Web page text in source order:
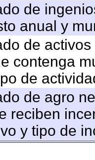
de
anual y
de
contenga
de
de agro
reciben
y tipo de